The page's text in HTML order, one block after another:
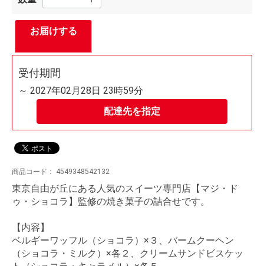
お届けする
配達先を指定
受付期間
～ 2027年02月28日 23時59分
商品コード： 4549348542132
東京自由が丘にある人気のスイーツ専門店【マジ・ド
ゥ・ショコラ】監修の焼き菓子の詰合せです。
【内容】
ベルギーワッフル（ショコラ）×３、バームクーヘン
（ショコラ・ミルク）×各２、クリームサンドビスケッ